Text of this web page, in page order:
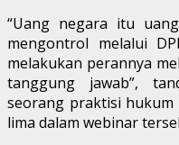
“Uang negara itu
mengontrol melalui
melakukan perannya
tanggung jawab”,
seorang praktisi
lima dalam webinar